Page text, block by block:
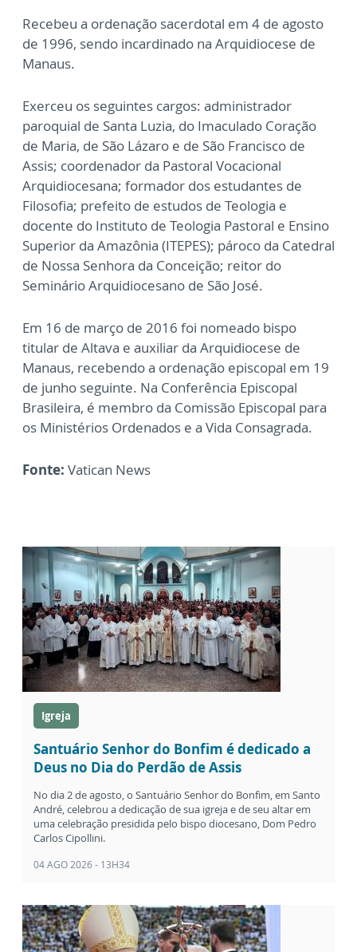
Recebeu a ordenação sacerdotal em 4 de agosto
de 1996, sendo incardinado na Arquidiocese de
Manaus.
Exerceu os seguintes cargos: administrador
paroquial de Santa Luzia, do Imaculado Coração
de Maria, de São Lázaro e de São Francisco de
Assis; coordenador da Pastoral Vocacional
Arquidiocesana; formador dos estudantes de
Filosofia; prefeito de estudos de Teologia e
docente do Instituto de Teologia Pastoral e Ensino
Superior da Amazônia (ITEPES); pároco da Catedral
de Nossa Senhora da Conceição; reitor do
Seminário Arquidiocesano de São José.
Em 16 de março de 2016 foi nomeado bispo
titular de Altava e auxiliar da Arquidiocese de
Manaus, recebendo a ordenação episcopal em 19
de junho seguinte. Na Conferência Episcopal
Brasileira, é membro da Comissão Episcopal para
os Ministérios Ordenados e a Vida Consagrada.
Fonte: Vatican News
Igreja
Santuário Senhor do Bonfim é dedicado a
Deus no Dia do Perdão de Assis
No dia 2 de agosto, o Santuário Senhor do Bonfim, em Santo
André, celebrou a dedicação de sua igreja e de seu altar em
uma celebração presidida pelo bispo diocesano, Dom Pedro
Carlos Cipollini.
04 AGO 2026 - 13H34